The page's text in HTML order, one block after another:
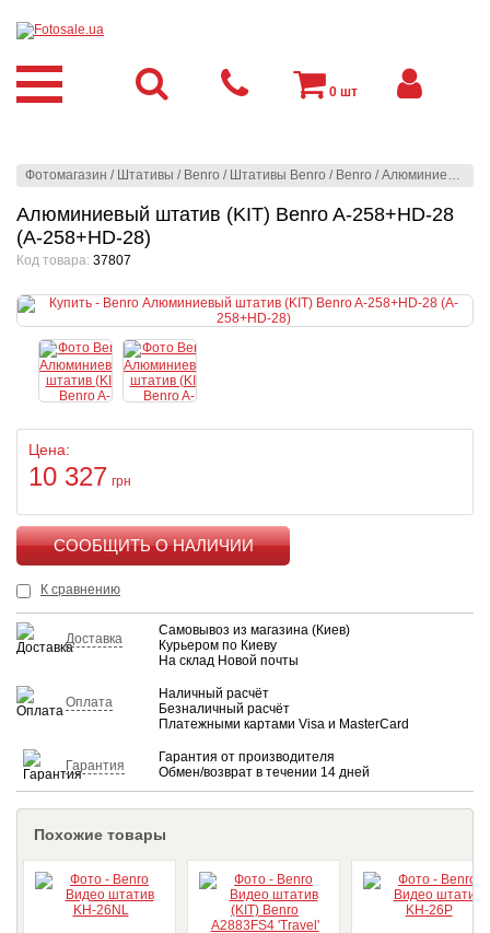
Фотомагазин / Штативы / Benro / Штативы Benro / Benro /Алюминиевый штатив (KIT) Benro A-258+HD-28 (A-258+HD-28)
Алюминиевый штатив (KIT) Benro A-258+HD-28
(A-258+HD-28)
Код товара: 37807
Цена:
10 327 грн
К сравнению
Доставка
Самовывоз из магазина (Киев)
Курьером по Киеву
На склад Новой почты
Оплата
Наличный расчёт
Безналичный расчёт
Платежными картами Visa и MasterCard
Гарантия
Гарантия от производителя
Обмен/возврат в течении 14 дней
Похожие товары
0 шт